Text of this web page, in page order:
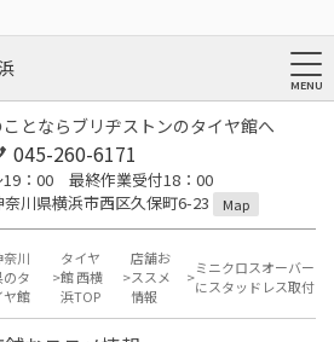
とならブリヂストンのタイヤ館へ
045-260-6171
19：00 最終作業受付18：00
川県横浜市西区久保町6-23
Map
奈川
のタ
ヤ館
タイヤ
館 西横
浜TOP
店舗お
ススメ
情報
ミニクロスオーバー
にスタッドレス取付